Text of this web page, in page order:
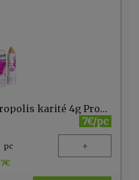
Baume à lèvre 94% propolis karité 4g Propolia
7€/pc
pc +
7€